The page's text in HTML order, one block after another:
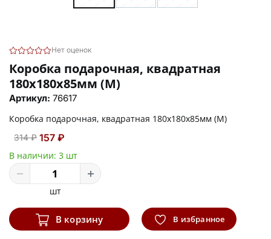
Нет оценок
Коробка подарочная, квадратная
180х180х85мм (M)
Артикул: 76617
Коробка подарочная, квадратная 180х180х85мм (M)
314 ₽ 157 ₽
В наличии: 3 шт
шт
В корзину В избранное